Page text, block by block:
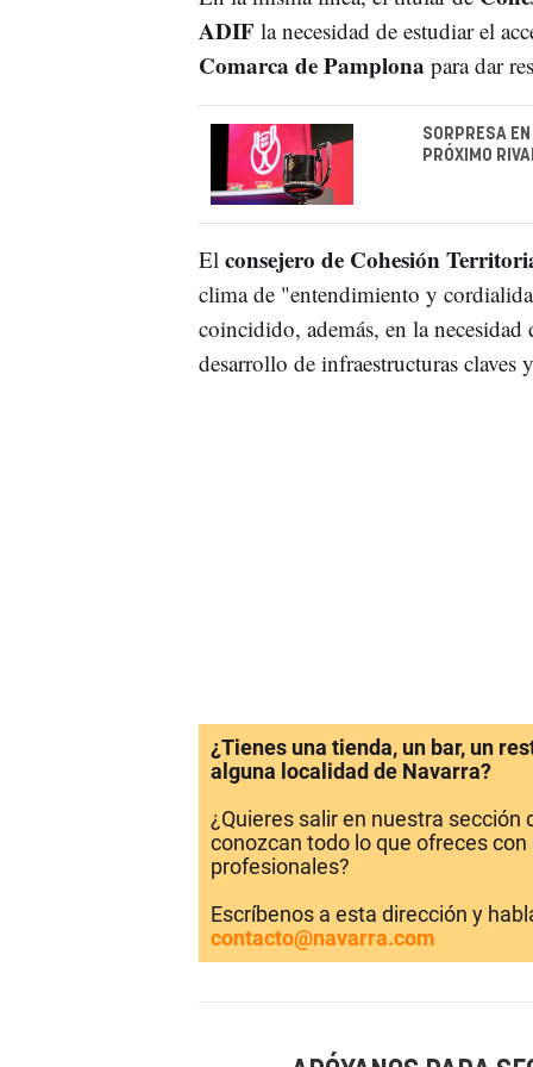
ADIF la necesidad de estudiar el
Comarca de Pamplona para dar
SORPRESA
PRÓXIMO
El consejero de Cohesión
clima de "entendimiento y
coincidido, además, en la
desarrollo de infraestructuras claves
¿Tienes una tienda, un bar, un
alguna localidad de Navarra?
¿Quieres salir en nuestra sección
conozcan todo lo que ofreces
profesionales?
Escríbenos a esta dirección y
contacto@navarra.com